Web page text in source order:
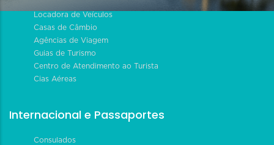
Locadora de Veículos
Casas de Câmbio
Agências de Viagem
Guias de Turismo
Centro de Atendimento ao Turista
Cias Aéreas
Internacional e Passaportes
Consulados